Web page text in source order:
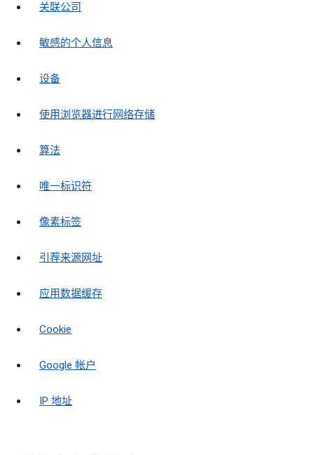
关联公司
敏感的个人信息
设备
使用浏览器进行网络存储
算法
唯一标识符
像素标签
引荐来源网址
应用数据缓存
Cookie
Google 帐户
IP 地址